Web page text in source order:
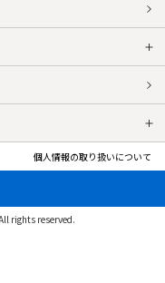
個人情報の取り扱いについて
rights reserved.